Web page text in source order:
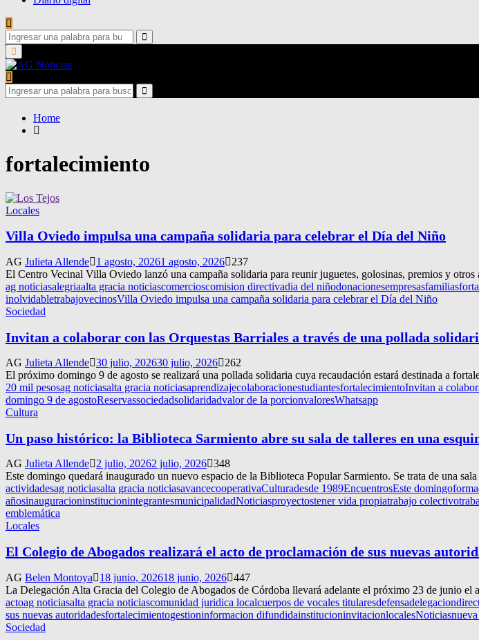
Search
for:
Search
Primary
Menu
Search
for:
Search
Home
fortalecimiento
Locales
Villa Oviedo impulsa una campaña solidaria para celebrar el Día del Niño
AG Julieta Allende 1 agosto, 20261 agosto, 2026
237
El Centro Vecinal Villa Oviedo lanzó una campaña solidaria para reunir juguetes, golosinas, premios y
ag noticiasalegriaalta gracia noticiascomercioscomision directivadia del niñodonacionesempresasfamilias
inolvidabletrabajovecinosVilla Oviedo impulsa una campaña solidaria para celebrar el Día del Niño
Sociedad
Invitan a colaborar con las Orquestas Barriales a través de una pollada
AG Julieta Allende 30 julio, 202630 julio, 2026
262
El próximo domingo 9 de agosto se realizará una pollada solidaria cuya recaudación estará destinada a
20 mil pesosag noticiasalta gracia noticiasaprendizajecolaboracionestudiantesfortalecimientoInvitan a
domingo 9 de agostoReservassociedadsolidaridadvalor de la porcionvaloresWhatsapp
Cultura
Un paso histórico: la Biblioteca Sarmiento abre su sala de talleres en una
AG Julieta Allende 2 julio, 20262 julio, 2026 348
Este domingo quedará inaugurado un nuevo espacio de la Biblioteca Popular Sarmiento. Se trata de una
actividadesag noticiasalta gracia noticiasavancecooperativaCulturadesde 1989EncuentrosEste domingo
añosinauguracioninstitucionintegrantesmunicipalidadNoticiasproyectostener vida propiatrabajo colectivo
emblemática
Locales
El Colegio de Abogados realizará el acto de proclamación de sus nuevas
AG Belen Montoya 18 junio, 202618 junio, 2026 447
La Delegación Alta Gracia del Colegio de Abogados de Córdoba llevará adelante el próximo 23 de junio el
actoag noticiasalta gracia noticiascomunidad juridica localcuerpos de vocales titularesdefensadelegacion
sus nuevas autoridadesfortalecimientogestioninformacion difundidainstitucioninvitacionlocalesNoticiasnueva
Sociedad